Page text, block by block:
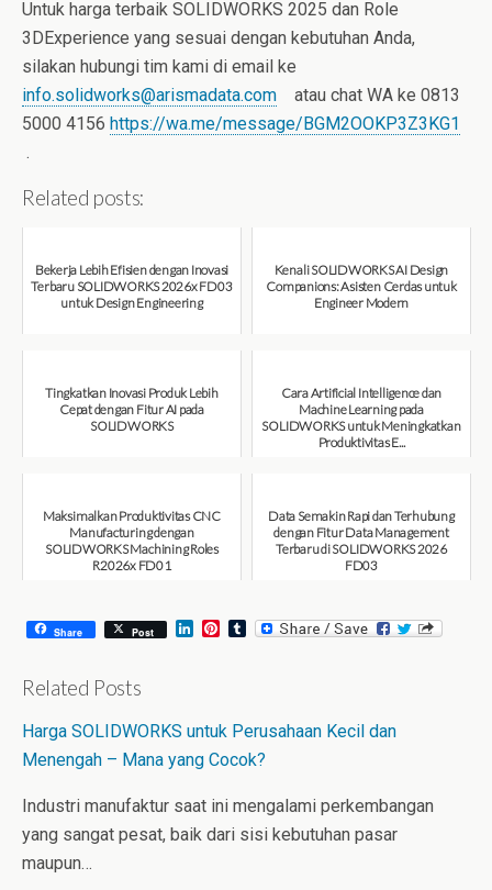
Untuk harga terbaik SOLIDWORKS 2025 dan Role
3DExperience yang sesuai dengan kebutuhan Anda,
silakan hubungi tim kami di email ke
info.solidworks@arismadata.com atau chat WA ke 0813
5000 4156 https://wa.me/message/BGM2OOKP3Z3KG1
.
Related posts:
Bekerja Lebih Efisien dengan Inovasi
Terbaru SOLIDWORKS 2026x FD03
untuk Design Engineering
Kenali SOLIDWORKS AI Design
Companions: Asisten Cerdas untuk
Engineer Modern
Tingkatkan Inovasi Produk Lebih
Cepat dengan Fitur AI pada
SOLIDWORKS
Cara Artificial Intelligence dan
Machine Learning pada
SOLIDWORKS untuk Meningkatkan
Produktivitas E...
Maksimalkan Produktivitas CNC
Manufacturing dengan
SOLIDWORKS Machining Roles
R2026x FD01
Data Semakin Rapi dan Terhubung
dengan Fitur Data Management
Terbaru di SOLIDWORKS 2026
FD03
Share Post
L
I
n
P
e
s
t
T
Related Posts
Harga SOLIDWORKS untuk Perusahaan Kecil dan
Menengah – Mana yang Cocok?
Industri manufaktur saat ini mengalami perkembangan
yang sangat pesat, baik dari sisi kebutuhan pasar
maupun…